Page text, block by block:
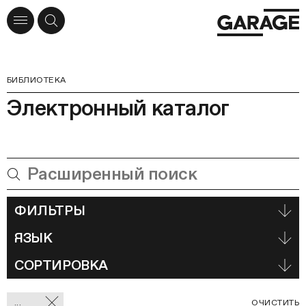
БИБЛИОТЕКА
Электронный каталог
ФИЛЬТРЫ
ЯЗЫК
СОРТИРОВКА
Отмеченные
ОЧИСТИТЬ